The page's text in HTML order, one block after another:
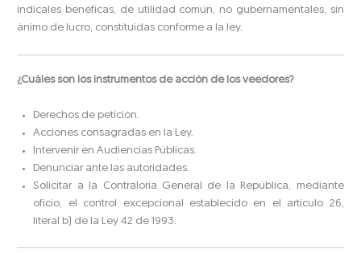
indicales benéficas, de utilidad común, no gubernamentales, sin
ánimo de lucro, constituidas conforme a la ley.
¿Cuáles son los instrumentos de acción de los veedores?
Derechos de petición.
Acciones consagradas en la Ley.
Intervenir en Audiencias Públicas.
Denunciar ante las autoridades.
Solicitar a la Contraloría General de la República, mediante
oficio, el control excepcional establecido en el artículo 26,
literal b) de la Ley 42 de 1993.